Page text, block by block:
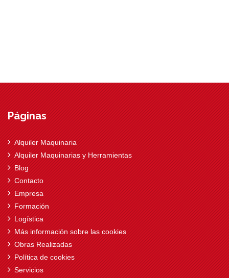
Páginas
Alquiler Maquinaria
Alquiler Maquinarias y Herramientas
Blog
Contacto
Empresa
Formación
Logística
Más información sobre las cookies
Obras Realizadas
Política de cookies
Servicios